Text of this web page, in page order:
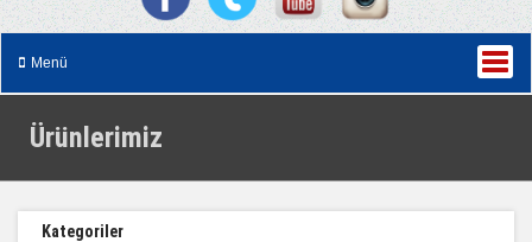
Menü
Ürünlerimiz
Kategoriler